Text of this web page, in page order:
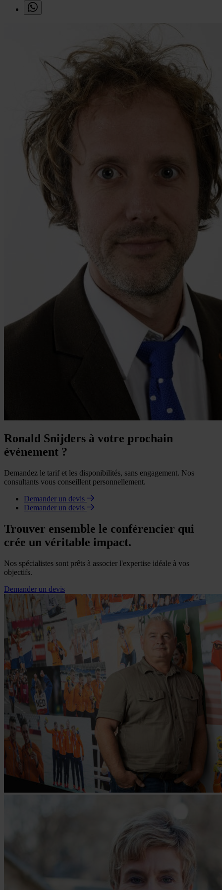
Ronald Snijders à votre prochain
événement ?
Demandez le tarif et les disponibilités, sans engagement. Nos
consultants vous conseillent personnellement.
Demander un devis
Demander un devis
Trouver ensemble le conférencier qui
crée un véritable impact.
Nos spécialistes sont prêts à associer l'expertise idéale à vos
objectifs.
Demander un devis